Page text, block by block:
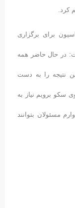
کرد.
برای برگزاری
در حال حاضر همه
نتیجه را به دست
سکو برویم نیاز به
مسئولان بتوانند